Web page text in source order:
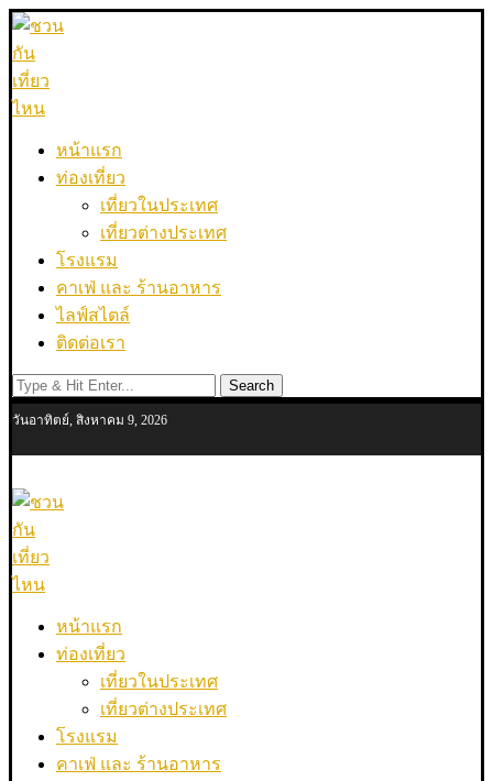
หน้าแรก
ท่องเที่ยว
เที่ยวในประเทศ
เที่ยวต่างประเทศ
โรงแรม
คาเฟ่ และ ร้านอาหาร
ไลฟ์สไตล์
ติดต่อเรา
Search
วันอาทิตย์, สิงหาคม 9, 2026
หน้าแรก
ท่องเที่ยว
เที่ยวในประเทศ
เที่ยวต่างประเทศ
โรงแรม
คาเฟ่ และ ร้านอาหาร